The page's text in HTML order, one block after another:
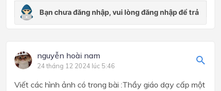
nguyễn hoài nam
24 tháng 12 2024 lúc 5:46
Viết các hình ảnh có trong bài :Thầy giáo dạy cấp một